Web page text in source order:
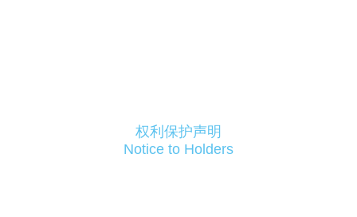
权利保护声明
Notice to Holders